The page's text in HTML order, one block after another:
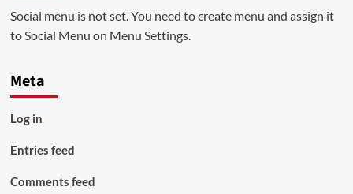
Social menu is not set. You need to create menu and assign it
to Social Menu on Menu Settings.
Meta
Log in
Entries feed
Comments feed